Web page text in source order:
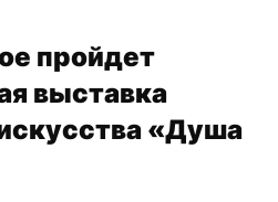
пройдет
выставка
«Душа